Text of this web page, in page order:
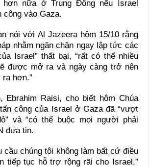
hơn nữa ở Trung Đông nếu Israel
công vào Gaza.
nói với Al Jazeera hôm 15/10 rằng
nhằm ngăn chặn ngay lập tức các
Israel” thất bại, “rất có thể nhiều
được mở ra và ngày càng trở nên
hơn.”
Ebrahim Raisi, cho biết hôm Chúa
công của Israel ở Gaza đã “vượt
và “có thể buộc mọi người phải
đưa tin.
cầu chúng tôi không làm bất cứ điều
tiếp tục hỗ trợ rộng rãi cho Israel,”